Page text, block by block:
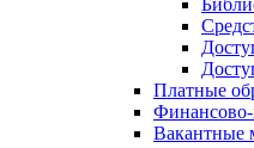
Платные
Финансово-
Вакантные